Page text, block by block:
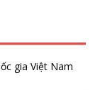
gia Việt Nam